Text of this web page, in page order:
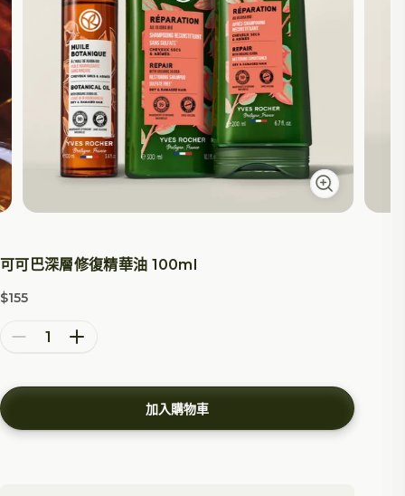
可可巴深層修復精華油 100ml
特價
$155
減少數量 增加數量
加入購物車